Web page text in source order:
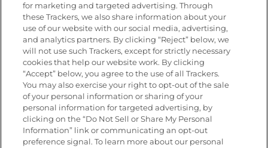
Únete a La Cocina Goya®
Recibe Nuevas Recetas, Ofertas Especiales y
Promociones
Email(Obligatorio)
for marketing and targeted advertising. Through
these Trackers, we also share information about your
use of our website with our social media, advertising,
and analytics partners. By clicking “Reject” below, we
will not use such Trackers, except for strictly necessary
cookies that help our website work. By clicking
“Accept” below, you agree to the use of all Trackers.
You may also exercise your right to opt-out of the sale
of your personal information or sharing of your
personal information for targeted advertising, by
clicking on the “Do Not Sell or Share My Personal
Information” link or communicating an opt-out
preference signal. To learn more about our personal